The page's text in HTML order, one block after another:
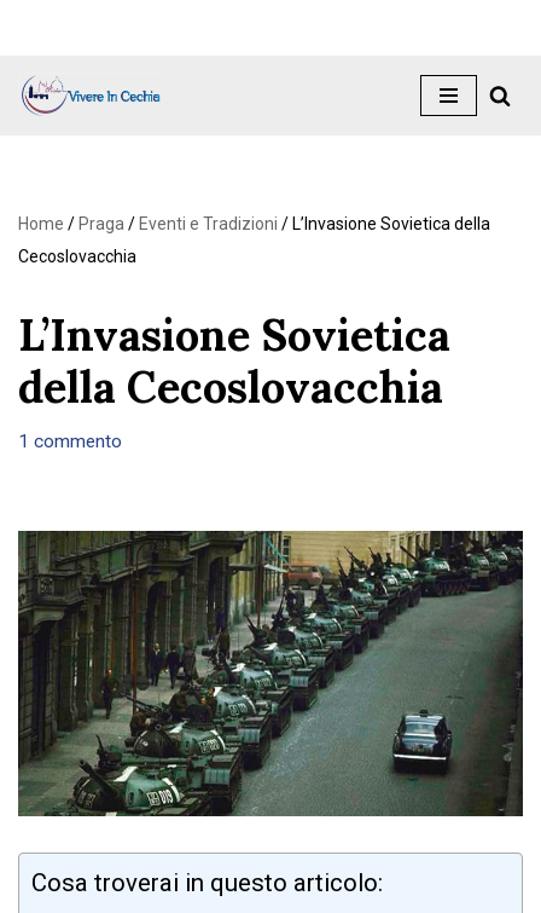
Vai
Home / Praga/ Eventi e Tradizioni / L’Invasione Sovietica della
Cecoslovacchia
L’Invasione Sovietica
della Cecoslovacchia
1 commento
Cosa troverai in questo articolo: